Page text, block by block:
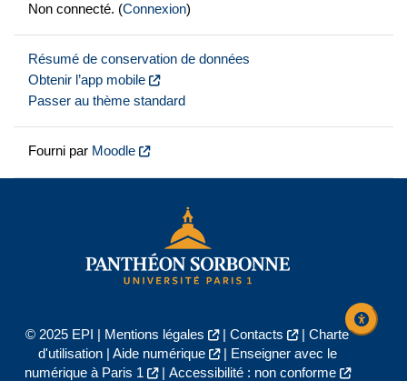
Non connecté. (Connexion)
Résumé de conservation de données
Obtenir l’app mobile
Passer au thème standard
Fourni par Moodle
© 2025 EPI | Mentions légales | Contacts | Charte
d'utilisation| Aide numérique |
Enseigner avec le
numérique à Paris 1
| Accessibilité : non conforme